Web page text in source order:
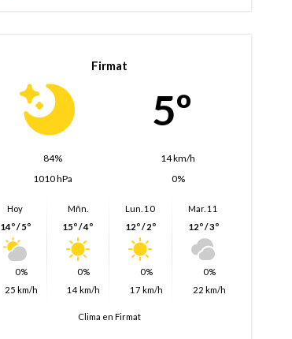
Firmat
5º
84%
14 km/h
1010 hPa
0%
Hoy
14º / 5º
0%
25 km/h
Mñn.
15º / 4º
0%
14 km/h
Lun. 10
12º / 2º
0%
17 km/h
Mar. 11
12º / 3º
0%
22 km/h
Clima en Firmat